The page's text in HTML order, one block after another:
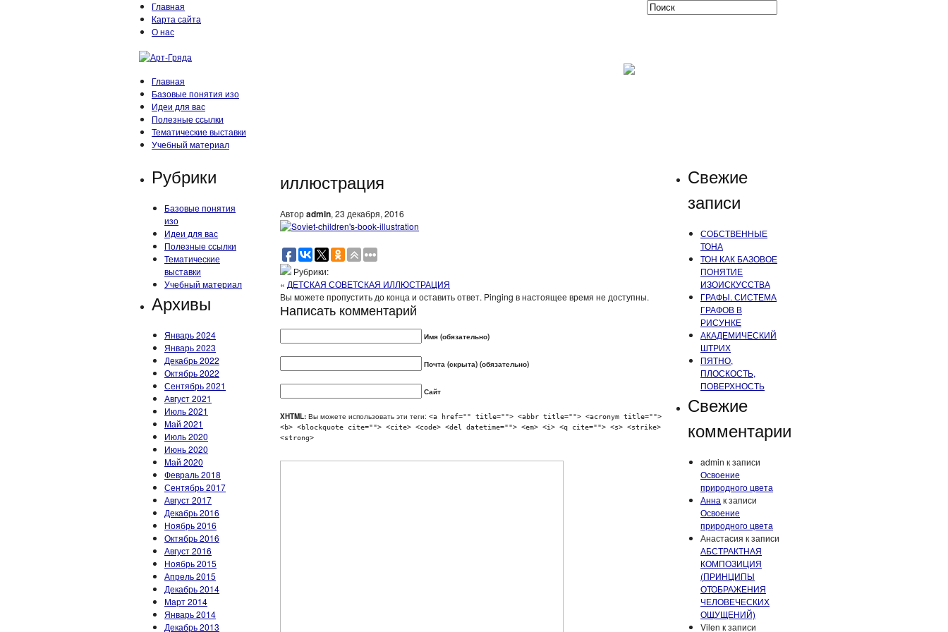
Главная
Карта сайта
О нас
Главная
Базовые понятия изо
Идеи для вас
Полезные ссылки
Тематические выставки
Учебный материал
Рубрики
Базовые понятия
изо
Идеи для вас
Полезные ссылки
Тематические
выставки
Учебный материал
Архивы
Январь 2024
Январь 2023
Декабрь 2022
Октябрь 2022
Сентябрь 2021
Август 2021
Июль 2021
Май 2021
Июль 2020
Июнь 2020
Май 2020
Февраль 2018
Сентябрь 2017
Август 2017
Декабрь 2016
Ноябрь 2016
Октябрь 2016
Август 2016
Ноябрь 2015
Апрель 2015
Декабрь 2014
Март 2014
Январь 2014
Декабрь 2013
иллюстрация
Авторadmin, 23 декабря, 2016
Рубрики:
« ДЕТСКАЯ СОВЕТСКАЯ ИЛЛЮСТРАЦИЯ
Вы можете пропустить до конца и оставить ответ. Pinging в настоящее время не доступны.
Написать комментарий
Имя (обязательно)
Почта (скрыта) (обязательно)
Сайт
XHTML: Вы можете использовать эти теги: <a href="" title=""> <abbr title=""> <acronym title="">
<b> <blockquote cite=""> <cite> <code> <del datetime=""> <em> <i> <q cite=""> <s> <strike>
<strong>
Свежие
записи
СОБСТВЕННЫЕ
ТОНА
ТОН КАК БАЗОВОЕ
ПОНЯТИЕ
ИЗОИСКУССТВА
ГРАФЫ. СИСТЕМА
ГРАФОВ В
РИСУНКЕ
АКАДЕМИЧЕСКИЙ
ШТРИХ
ПЯТНО,
ПЛОСКОСТЬ,
ПОВЕРХНОСТЬ
Свежие
комментарии
admin к записи
Освоение
природного цвета
Анна к записи
Освоение
природного цвета
Анастасия к записи
АБСТРАКТНАЯ
КОМПОЗИЦИЯ
(ПРИНЦИПЫ
ОТОБРАЖЕНИЯ
ЧЕЛОВЕЧЕСКИХ
ОЩУЩЕНИЙ)
Vilen к записи